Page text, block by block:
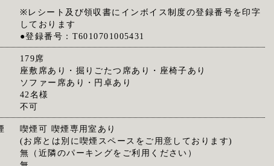
※レシート及び領収書にインボイス制度の登録番号を印字
しております
●登録番号：T6010701005431
179席
座敷席あり・掘りごたつ席あり・座椅子あり
ソファー席あり・円卓あり
42名様
不可
喫煙可 喫煙専用室あり
(お席とは別に喫煙スペースをご用意しております)
無（近隣のパーキングをご利用ください）